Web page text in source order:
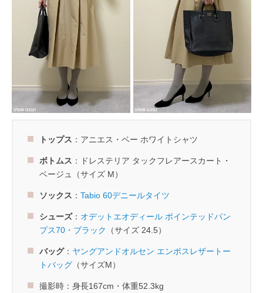
トップス ：アニエス・ベー ホワイトシャツ
ボトムス ：ドレステリア タックフレアースカート・
ベージュ（サイズ M）
ソックス ： Tabio 60デニールタイツ
シューズ： オデットエオディール ポインテッドパン
プス70・ブラック
（サイズ 24.5）
バッグ： ヤングアンドオルセン エンボスレザートー
トバッグ （サイズM）
撮影時：身長167cm・体重52.3kg